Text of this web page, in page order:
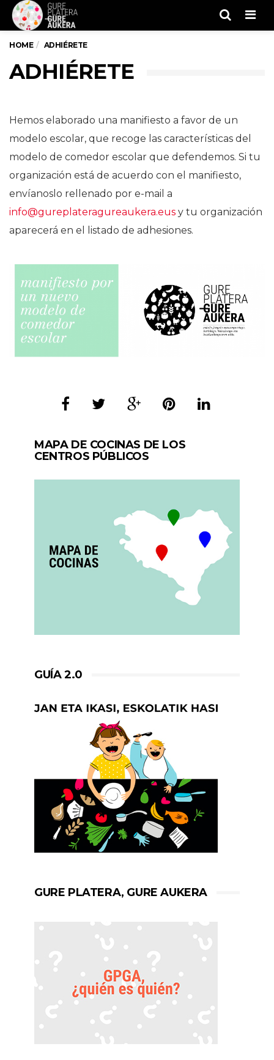
HOME ADHIÉRETE
ADHIÉRETE
Hemos elaborado una manifiesto a favor de un
modelo escolar, que recoge las características del
modelo de comedor escolar que defendemos. Si tu
organización está de acuerdo con el manifiesto,
envíanoslo rellenado por e-mail a
info@gureplateragureaukera.eus y tu organización
aparecerá en el listado de adhesiones.
MAPA DE COCINAS DE LOS
CENTROS PÚBLICOS
GUÍA 2.0
GURE PLATERA, GURE AUKERA